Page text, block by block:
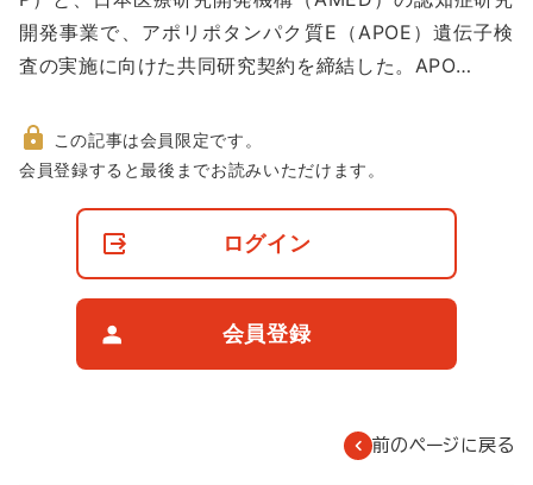
動
開発事業で、アポリポタンパク質E（APOE）遺伝子検
査の実施に向けた共同研究契約を締結した。APO…
非
この記事は会員限定です。
会員登録すると最後までお読みいただけます。
ログイン
会員登録
前のページに戻る